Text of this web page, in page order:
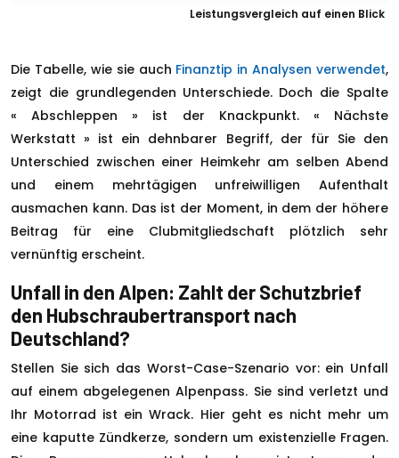
Leistungsvergleich auf einen Blick
Die Tabelle, wie sie auch Finanztip in Analysen verwendet,
zeigt die grundlegenden Unterschiede. Doch die Spalte
« Abschleppen » ist der Knackpunkt. « Nächste
Werkstatt » ist ein dehnbarer Begriff, der für Sie den
Unterschied zwischen einer Heimkehr am selben Abend
und einem mehrtägigen unfreiwilligen Aufenthalt
ausmachen kann. Das ist der Moment, in dem der höhere
Beitrag für eine Clubmitgliedschaft plötzlich sehr
vernünftig erscheint.
Unfall in den Alpen: Zahlt der Schutzbrief
den Hubschraubertransport nach
Deutschland?
Stellen Sie sich das Worst-Case-Szenario vor: ein Unfall
auf einem abgelegenen Alpenpass. Sie sind verletzt und
Ihr Motorrad ist ein Wrack. Hier geht es nicht mehr um
eine kaputte Zündkerze, sondern um existenzielle Fragen.